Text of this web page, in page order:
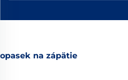
opasek na zápätie